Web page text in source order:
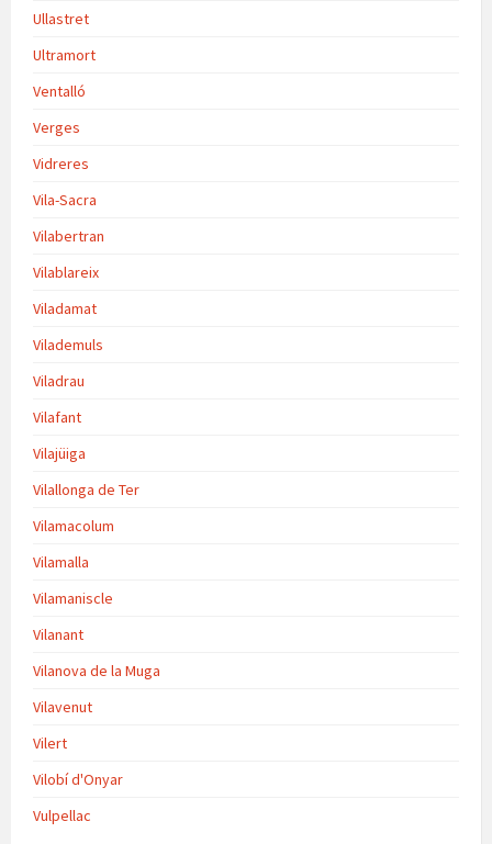
Ullastret
Ultramort
Ventalló
Verges
Vidreres
Vila-Sacra
Vilabertran
Vilablareix
Viladamat
Vilademuls
Viladrau
Vilafant
Vilajüiga
Vilallonga de Ter
Vilamacolum
Vilamalla
Vilamaniscle
Vilanant
Vilanova de la Muga
Vilavenut
Vilert
Vilobí d'Onyar
Vulpellac